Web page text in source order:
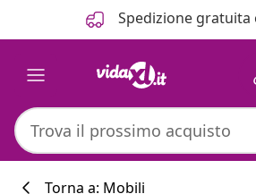
Spedizione gratuita
Torna a: Mobili